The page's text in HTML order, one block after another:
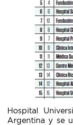
Hospital
Argentina y se